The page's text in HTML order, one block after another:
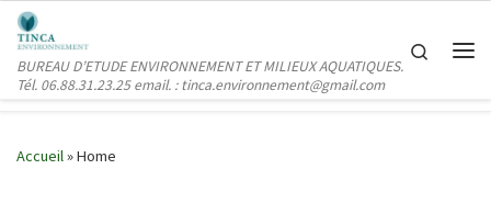
Passer au contenu
BUREAU D’ETUDE ENVIRONNEMENT ET MILIEUX AQUATIQUES.
Tél. 06.88.31.23.25 email. : tinca.environnement@gmail.com
Search
Accueil »Home